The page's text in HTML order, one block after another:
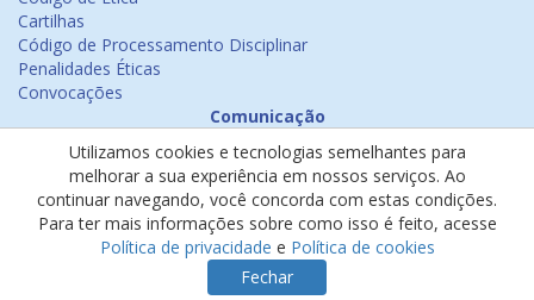
Cartilhas
Código de Processamento Disciplinar
Penalidades Éticas
Convocações
Comunicação
Emissão de Certificados
Psicologia na Mídia
Ouvidoria
Política de cookies
Política de privacidade
Utilizamos cookies e tecnologias semelhantes para
melhorar a sua experiência em nossos serviços. Ao
continuar navegando, você concorda com estas condições.
Para ter mais informações sobre como isso é feito, acesse
Política de privacidade e Política de cookies
Fechar